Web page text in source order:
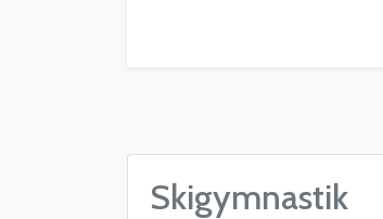
Skigymnastik